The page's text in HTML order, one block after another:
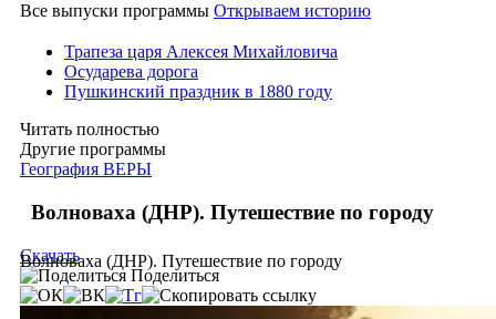
Все выпуски программы Открываем историю
Трапеза царя Алексея Михайловича
Осударева дорога
Пушкинский праздник в 1880 году
Читать полностью
Другие программы
География ВЕРЫ
Волноваха (ДНР). Путешествие по городу
Волноваха (ДНР). Путешествие по городу
Скачать
Поделиться